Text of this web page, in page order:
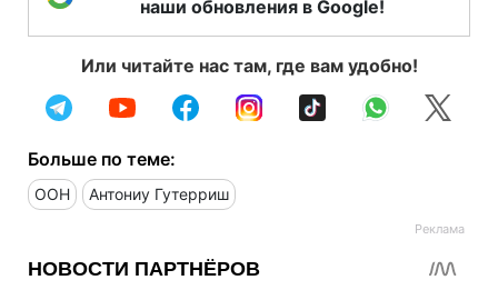
наши обновления в Google!
Или читайте нас там, где вам удобно!
Больше по теме:
ООН Антониу Гутерриш